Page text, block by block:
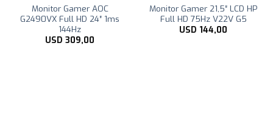
Monitor Gamer AOC
G2490VX Full HD 24″ 1ms
144Hz
USD 309,00
Monitor Gamer 21,5″ LCD HP
Full HD 75Hz V22V G5
USD 144,00